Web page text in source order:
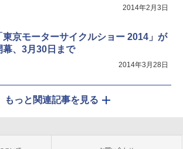
2014年2月3日
東京モーターサイクルショー 2014」が
幕、3月30日まで
2014年3月28日
もっと関連記事を見る